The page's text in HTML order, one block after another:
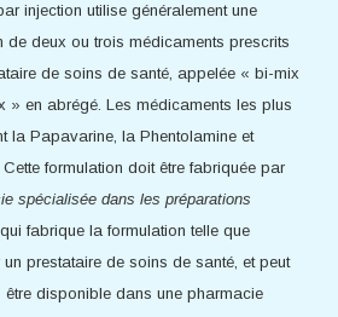
injection utilise généralement une
de deux ou trois médicaments prescrits
de soins de santé, appelée « bi-mix
» en abrégé. Les médicaments les plus
la Papavarine, la Phentolamine et
formulation doit être fabriquée par
spécialisée dans les préparations
fabrique la formulation telle que
prestataire de soins de santé, et peut
disponible dans une pharmacie